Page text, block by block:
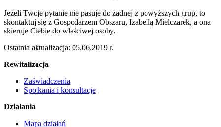
Jeżeli Twoje pytanie nie pasuje do żadnej z powyższych grup, to
skontaktuj się z Gospodarzem Obszaru, Izabellą Mielczarek, a ona
skieruje Ciebie do właściwej osoby.
Ostatnia aktualizacja: 05.06.2019 r.
Rewitalizacja
Zaświadczenia
Spotkania i konsultacje
Działania
Mapa działań